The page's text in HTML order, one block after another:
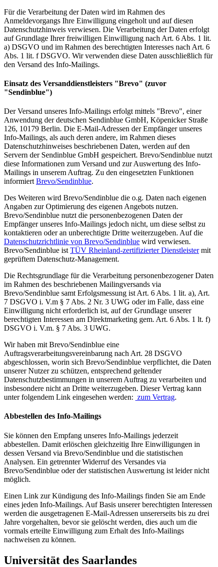
Für die Verarbeitung der Daten wird im Rahmen des
Anmeldevorgangs Ihre Einwilligung eingeholt und auf diesen
Datenschutzhinweis verwiesen. Die Verarbeitung der Daten erfolgt
auf Grundlage Ihrer freiwilligen Einwilligung nach Art. 6 Abs. 1 lit.
a) DSGVO und im Rahmen des berechtigten Interesses nach Art. 6
Abs. 1 lit. f DSGVO. Wir verwenden diese Daten ausschließlich für
den Versand des Info-Mailings.
Einsatz des Versanddienstleisters "Brevo" (zuvor
"Sendinblue")
Der Versand unseres Info-Mailings erfolgt mittels "Brevo", einer
Anwendung der deutschen Sendinblue GmbH, Köpenicker Straße
126, 10179 Berlin. Die E-Mail-Adressen der Empfänger unseres
Info-Mailings, als auch deren andere, im Rahmen dieses
Datenschutzhinweises beschriebenen Daten, werden auf den
Servern der Sendinblue GmbH gespeichert. Brevo/Sendinblue nutzt
diese Informationen zum Versand und zur Auswertung des Info-
Mailings in unserem Auftrag. Zu den eingesetzten Funktionen
informiert Brevo/Sendinblue.
Des Weiteren wird Brevo/Sendinblue die o.g. Daten nach eigenen
Angaben zur Optimierung des eigenen Angebots nutzen.
Brevo/Sendinblue nutzt die personenbezogenen Daten der
Empfänger unseres Info-Mailings jedoch nicht, um diese selbst zu
kontaktieren oder an unberechtigte Dritte weiterzugeben. Auf die
Datenschutzrichtlinie von Brevo/Sendinblue wird verwiesen.
Brevo/Sendinblue ist TÜV Rheinland-zertifizierter Dienstleistermit
geprüftem Datenschutz-Management.
Die Rechtsgrundlage für die Verarbeitung personenbezogener Daten
im Rahmen des beschriebenen Mailingversands via
Brevo/Sendinblue samt Erfolgsmessung ist Art. 6 Abs. 1 lit. a), Art.
7 DSGVO i. V.m § 7 Abs. 2 Nr. 3 UWG oder im Falle, dass eine
Einwilligung nicht erforderlich ist, auf der Grundlage unserer
berechtigten Interessen am Direktmarketing gem. Art. 6 Abs. 1 lt. f)
DSGVO i. V.m. § 7 Abs. 3 UWG.
Wir haben mit Brevo/Sendinblue eine
Auftragsverarbeitungsvereinbarung nach Art. 28 DSGVO
abgeschlossen, worin sich Brevo/Sendinblue verpflichtet, die Daten
unserer Nutzer zu schützen, entsprechend geltender
Datenschutzbestimmungen in unserem Auftrag zu verarbeiten und
insbesondere nicht an Dritte weiterzugeben. Dieser Vertrag kann
unter folgendem Link eingesehen werden: zum Vertrag.
Abbestellen des Info-Mailings
Sie können den Empfang unseres Info-Mailings jederzeit
abbestellen. Damit erlöschen gleichzeitig Ihre Einwilligungen in
dessen Versand via Brevo/Sendinblue und die statistischen
Analysen. Ein getrennter Widerruf des Versandes via
Brevo/Sendinblue oder der statistischen Auswertung ist leider nicht
möglich.
Einen Link zur Kündigung des Info-Mailings finden Sie am Ende
eines jeden Info-Mailings. Auf Basis unserer berechtigten Interessen
werden die ausgetragenen E-Mail-Adressen unsererseits bis zu drei
Jahre vorgehalten, bevor sie gelöscht werden, dies auch um die
vormals erteilte Einwilligung zum Erhalt des Info-Mailings
nachweisen zu können.
Universität des Saarlandes